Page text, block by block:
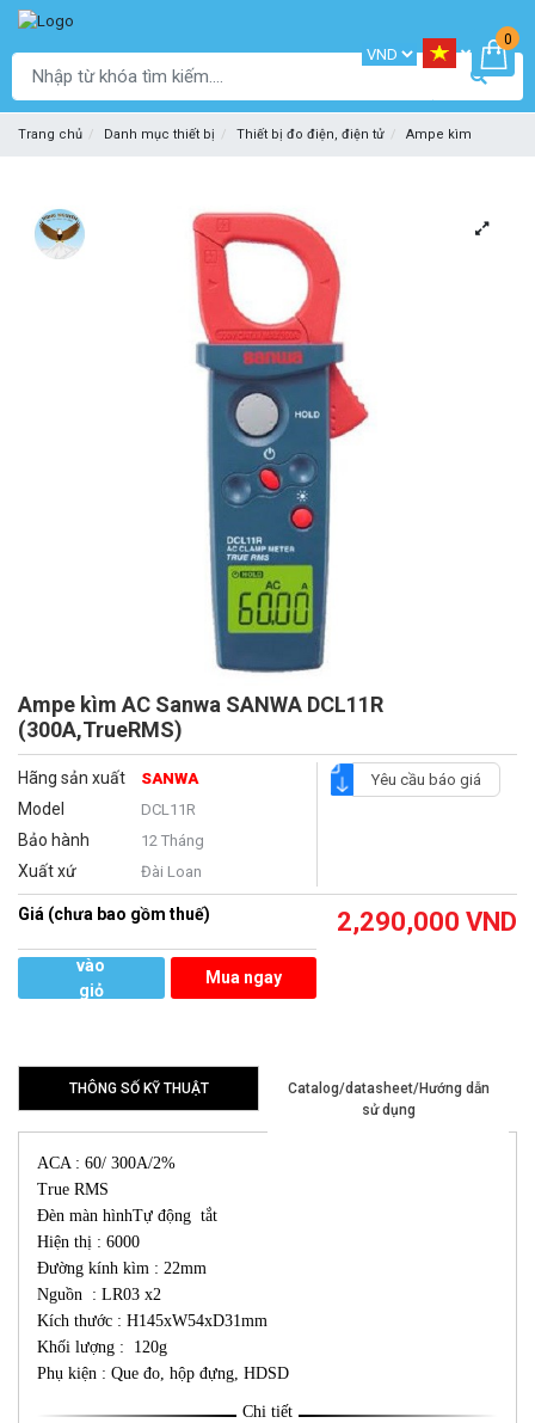
0
Trang chủ Danh mục thiết bị Thiết bị đo điện, điện tử Ampe kìm
Ampe kìm AC Sanwa SANWA DCL11R
(300A,TrueRMS)
Hãng sản xuất SANWA
Model DCL11R
Bảo hành 12 Tháng
Xuất xứ Đài Loan
Yêu cầu báo giá
Giá (chưa bao gồm thuế) 2,290,000 VND
vào
giỏ
Mua ngay
THÔNG SỐ KỸ THUẬT
Catalog/datasheet/Hướng dẫn
sử dụng
ACA : 60/ 300A/2%
True RMS
Đèn màn hìnhTự động tắt
Hiện thị : 6000
Đường kính kìm : 22mm
Nguồn : LR03 x2
Kích thước : H145xW54xD31mm
Khối lượng : 120g
Phụ kiện : Que đo, hộp đựng, HDSD
Chi tiết